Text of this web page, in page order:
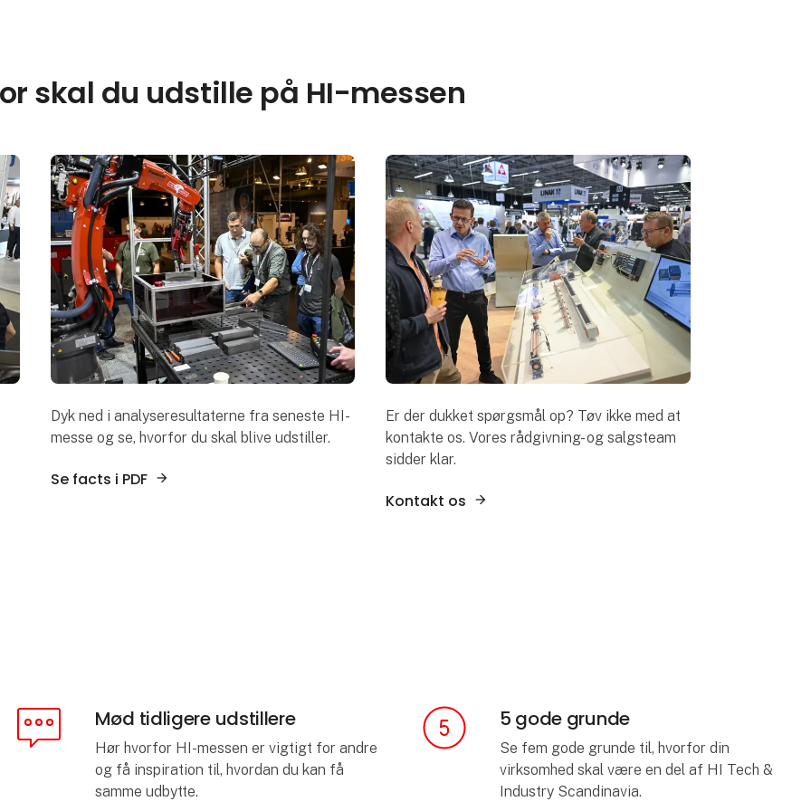
skal du udstille på HI-messen
Dyk ned i analyseresultaterne fra seneste HI-
messe og se, hvorfor du skal blive udstiller.
Se facts i PDF
Er der dukket spørgsmål op? Tøv ikke med at
kontakte os. Vores rådgivning- og salgsteam
sidder klar.
Kontakt os
Mød tidligere udstillere
Hør hvorfor HI-messen er vigtigt for andre
og få inspiration til, hvordan du kan få
samme udbytte.
5 gode grunde
Se fem gode grunde til, hvorfor din
virksomhed skal være en del af HI Tech &
Industry Scandinavia.